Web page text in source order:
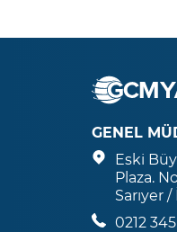
GENEL
Eski
Plaza.
Sarıyer
0212